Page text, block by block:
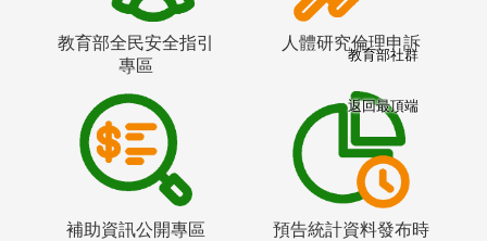
教育部全民安全指引
專區
人體研究倫理申訴
補助資訊公開專區
預告統計資料發布時
教育部社群
返回最頂端